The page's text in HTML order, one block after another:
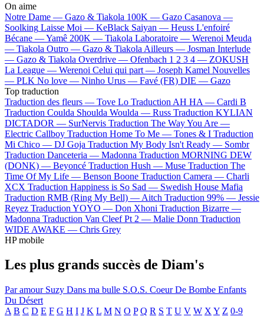
On aime
Notre Dame — Gazo & Tiakola 100K — Gazo Casanova —
Soolking Laisse Moi — KeBlack Saiyan — Heuss L'enfoiré
Bécane —Yamê 200K — Tiakola Laboratoire — Werenoi Meuda
— Tiakola Outro — Gazo & Tiakola Ailleurs — Josman Interlude
— Gazo & Tiakola Overdrive — Ofenbach 1 2 3 4 — ZOKUSH
La League — Werenoi Celui qui part — Joseph Kamel Nouvelles
— PLK No love — Ninho Urus — Favé (FR) DIE — Gazo
Top traduction
Traduction des fleurs — Tove Lo Traduction AH HA — Cardi B
Traduction Coulda Shoulda Woulda — Russ Traduction KYLIAN
DICTADOR — SurNervis Traduction The Way You Are —
Electric Callboy Traduction Home To Me — Tones & I Traduction
Mi Chico — DJ Goja Traduction My Body Isn't Ready — Sombr
Traduction Danceteria — Madonna Traduction MORNING DEW
(DONK) — Beyoncé Traduction Hush — Muse Traduction The
Time Of My Life — Benson Boone Traduction Camera — Charli
XCX Traduction Happiness is So Sad — Swedish House Mafia
Traduction RMB (Ring My Bell) — Aitch Traduction 99% — Jessie
Reyez Traduction YOYO — Don Xhoni Traduction Bizarre —
Madonna Traduction Van Cleef Pt 2 — Malie Donn Traduction
WIDE AWAKE — Chris Grey
HP mobile
Les plus grands succès de Diam's
Par amour Suzy Dans ma bulle S.O.S. Coeur De Bombe Enfants
Du Désert
A B C D E F G H I J K L M N O P Q R S T U V W X Y Z 0-9